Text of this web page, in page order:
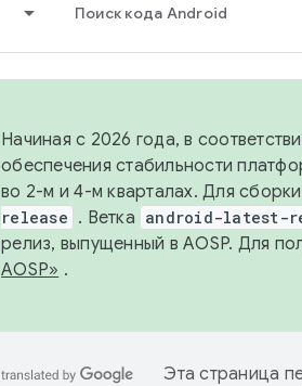
Поиск кода Android
Начиная с 2026 года, в
обеспечения стабильности
во 2-м и 4-м кварталах. Для сборки
release . Ветка android-latest-
релиз, выпущенный в AOSP. Для
AOSP» .
Эта страница